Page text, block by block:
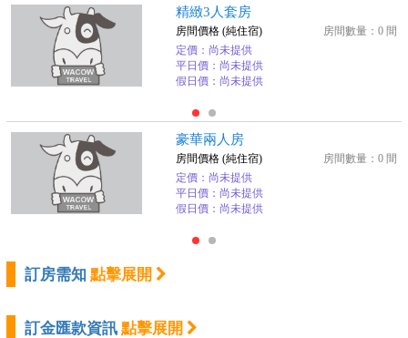
精緻3人套房
房間數量：0 間
房間價格 (純住宿)
定價：尚未提供
平日價：尚未提供
假日價：尚未提供
豪華兩人房
房間數量：0 間
房間價格 (純住宿)
定價：尚未提供
平日價：尚未提供
假日價：尚未提供
訂房需知 點擊展開
訂金匯款資訊 點擊展開